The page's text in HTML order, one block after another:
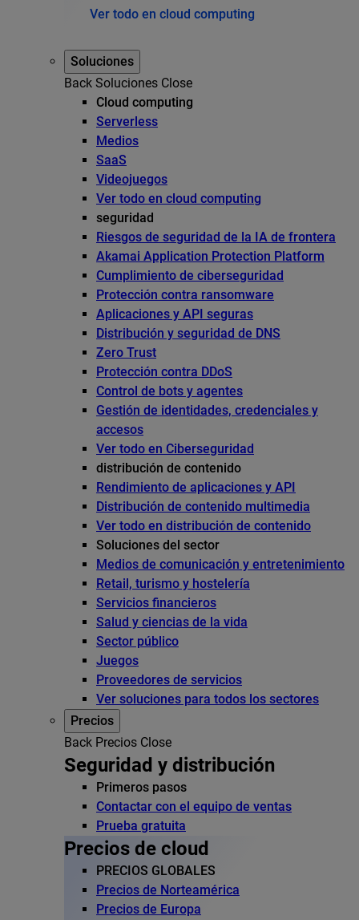
Ver todo en cloud computing
Soluciones
Back Soluciones Close
Cloud computing
Serverless
Medios
SaaS
Videojuegos
Ver todo en cloud computing
seguridad
Riesgos de seguridad de la IA de frontera
Akamai Application Protection Platform
Cumplimiento de ciberseguridad
Protección contra ransomware
Aplicaciones y API seguras
Distribución y seguridad de DNS
Zero Trust
Protección contra DDoS
Control de bots y agentes
Gestión de identidades, credenciales y
accesos
Ver todo en Ciberseguridad
distribución de contenido
Rendimiento de aplicaciones y API
Distribución de contenido multimedia
Ver todo en distribución de contenido
Soluciones del sector
Medios de comunicación y entretenimiento
Retail, turismo y hostelería
Servicios financieros
Salud y ciencias de la vida
Sector público
Juegos
Proveedores de servicios
Ver soluciones para todos los sectores
Precios
Back Precios Close
Seguridad y distribución
Primeros pasos
Contactar con el equipo de ventas
Prueba gratuita
Precios de cloud
PRECIOS GLOBALES
Precios de Norteamérica
Precios de Europa